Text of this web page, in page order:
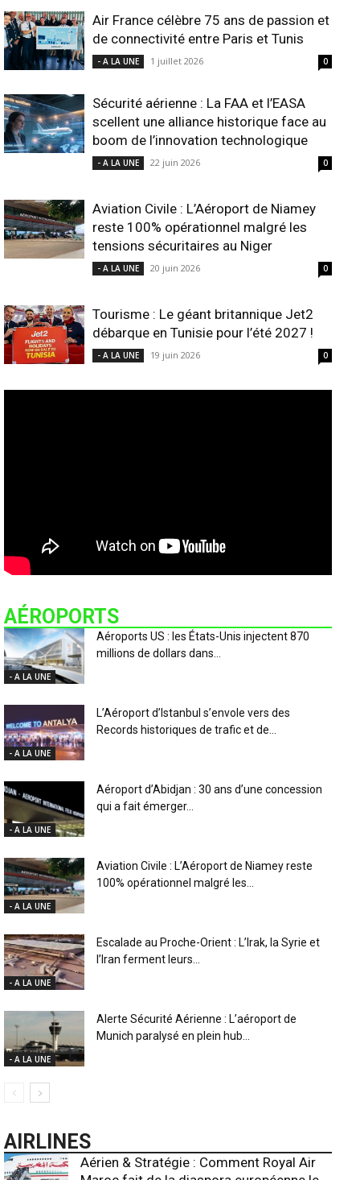
Air France célèbre 75 ans de passion et
de connectivité entre Paris et Tunis
- A LA UNE 1 juillet 2026 0
Sécurité aérienne : La FAA et l’EASA
scellent une alliance historique face au
boom de l’innovation technologique
- A LA UNE 22 juin 2026 0
Aviation Civile : L’Aéroport de Niamey
reste 100% opérationnel malgré les
tensions sécuritaires au Niger
- A LA UNE 20 juin 2026 0
Tourisme : Le géant britannique Jet2
débarque en Tunisie pour l’été 2027 !
- A LA UNE 19 juin 2026 0
AÉROPORTS
- A LA UNE
Aéroports US : les États-Unis injectent 870
millions de dollars dans...
- A LA UNE
L’Aéroport d’Istanbul s’envole vers des
Records historiques de trafic et de...
- A LA UNE
Aéroport d’Abidjan : 30 ans d’une concession
qui a fait émerger...
- A LA UNE
Aviation Civile : L’Aéroport de Niamey reste
100% opérationnel malgré les...
- A LA UNE
Escalade au Proche-Orient : L’Irak, la Syrie et
l’Iran ferment leurs...
- A LA UNE
Alerte Sécurité Aérienne : L’aéroport de
Munich paralysé en plein hub...
AIRLINES
Aérien & Stratégie : Comment Royal Air